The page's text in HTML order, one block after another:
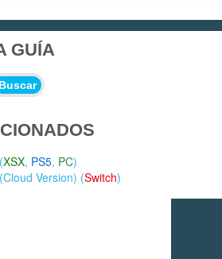
GUÍA
Buscar
XSX, PS5, PC)
Version) (Switch)